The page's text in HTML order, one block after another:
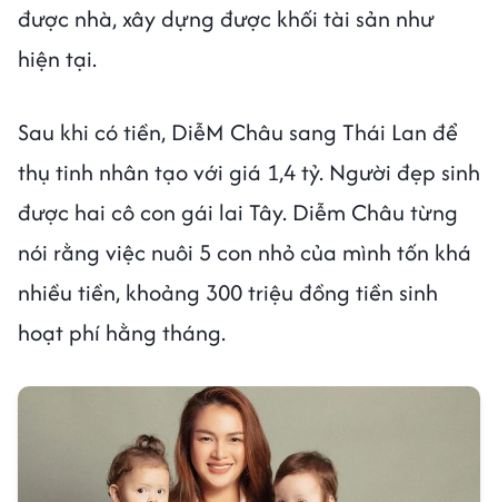
được nhà, xây dựng được khối tài sản như
hiện tại.
Sau khi có tiền, DiễM Châu sang Thái Lan để
thụ tinh nhân tạo với giá 1,4 tỷ. Người đẹp sinh
được hai cô con gái lai Tây. Diễm Châu từng
nói rằng việc nuôi 5 con nhỏ của mình tốn khá
nhiều tiền, khoảng 300 triệu đồng tiền sinh
hoạt phí hằng tháng.